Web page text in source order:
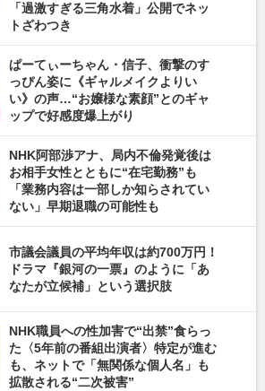
「過激すぎる三角水着」公開でネッ
トざわつき
ぱーてぃーちゃん・信子、衝撃のす
っぴん姿に《ギャルメイクよりい
い》の声…“お嬢様な素顔”とのギャ
ップで好感度爆上がり
NHK阿部渉アナ、局内不倫発覚後は
お相手女性とともに“在宅勤務”も
「業務内容は一部しか知らされてい
ない」早期退職の可能性も
市議会議員の平均年収は約700万円！
ドラマ『銀河の一票』のように「あ
なたが立候補」という選択肢
NHK職員への性加害で“出禁”食らっ
た〈5年前の番組出演者〉特定が進む
も、ネットで「無関係な個人名」も
拡散される“二次被害”